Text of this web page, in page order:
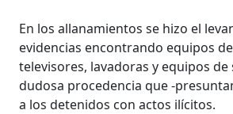
En los allanamientos se hizo el
evidencias encontrando equipos
televisores, lavadoras y equipos
dudosa procedencia que -
a los detenidos con actos ilícitos.